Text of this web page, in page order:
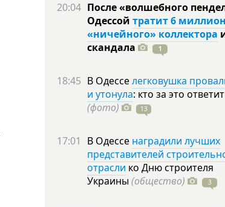
20:04 После «волшебного
Одессой тратит 6
«ничейного» коллектора
скандала
1
18:45 В Одесселегковушка
и утонула: кто за это
(фото)
13
17:01 В Одессе наградили лучших
представителей
отрасли ко Дню строителя
Украины (общество) 3